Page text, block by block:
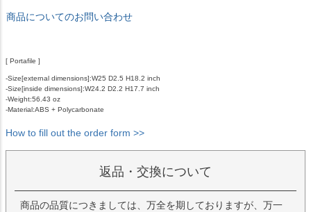
商品についてのお問い合わせ
[ Portafile ]
-Size[external dimensions]:W25 D2.5 H18.2 inch
-Size[inside dimensions]:W24.2 D2.2 H17.7 inch
-Weight:56.43 oz
-Material:ABS + Polycarbonate
How to fill out the order form >>
返品・交換について
商品の品質につきましては、万全を期しておりますが、万一